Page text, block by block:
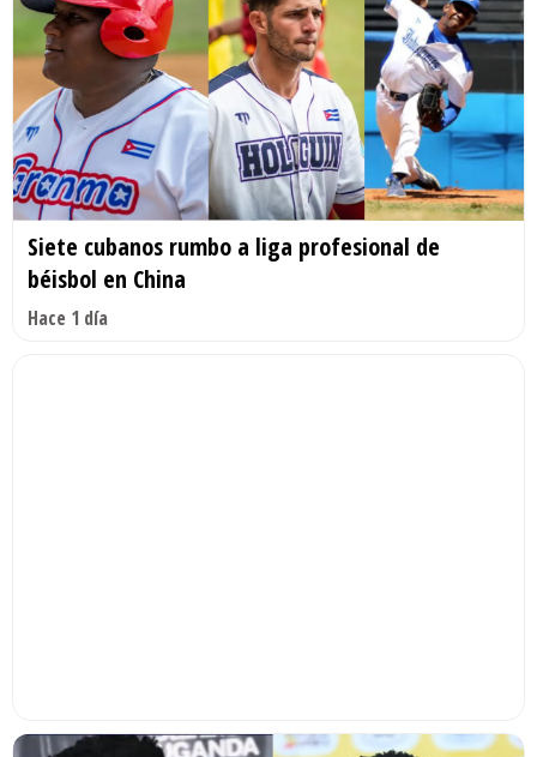
Siete cubanos rumbo a liga profesional de
béisbol en China
Hace 1 día